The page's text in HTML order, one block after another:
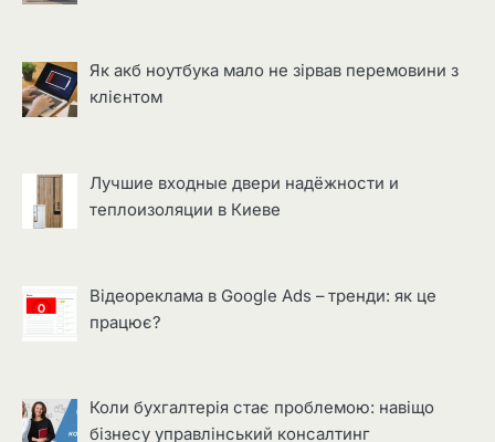
Як акб ноутбука мало не зірвав перемовини з
клієнтом
Лучшие входные двери надёжности и
теплоизоляции в Киеве
Відеореклама в Google Ads – тренди: як це
працює?
Коли бухгалтерія стає проблемою: навіщо
бізнесу управлінський консалтинг